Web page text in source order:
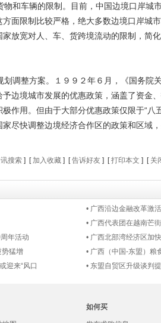
和车辆的限制。目前，中国边境口岸城
面限制比较严格，绝大多数边境口岸城
放宽对人、车、货跨境流动的限制，简
调整方案。１９９２年６月，《国务院
边境城市发展的优惠政策，涵盖了资金
作用。但由于大部分优惠政策仅限于“八
尽快调整边境经济合作区的政策和区域，
搜索 ] [ 加入收藏 ] [告诉好友 ] [打印本文 ] [ 关
• 广西沿边金融改革激
• 广西代表团在越南芒
年活动
• 广西北部湾经济区加
势猛增
• 广西（中国-东盟）粮
迎来“风口
• 东盟自贸区升级谈判
如何买